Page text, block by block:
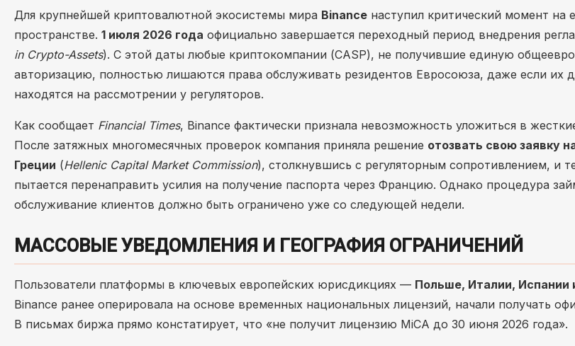
Для крупнейшей криптовалютной экосистемы мира Binance наступил критический момент на
пространстве. 1 июля 2026 года официально завершается переходный период внедрения
in Crypto-Assets). С этой даты любые криптокомпании (CASP), не получившие единую
авторизацию, полностью лишаются права обслуживать резидентов Евросоюза, даже если их
находятся на рассмотрении у регуляторов.
Как сообщает Financial Times, Binance фактически признала невозможность уложиться в
После затяжных многомесячных проверок компания приняла решение отозвать свою заявку
Греции (Hellenic Capital Market Commission), столкнувшись с регуляторным сопротивлением, и
пытается перенаправить усилия на получение паспорта через Францию. Однако процедура
обслуживание клиентов должно быть ограничено уже со следующей недели.
МАССОВЫЕ УВЕДОМЛЕНИЯ И ГЕОГРАФИЯ ОГРАНИЧЕНИЙ
Пользователи платформы в ключевых европейских юрисдикциях — Польше, Италии, Испании
Binance ранее оперировала на основе временных национальных лицензий, начали получать
В письмах биржа прямо констатирует, что «не получит лицензию MiCA до 30 июня 2026 года».